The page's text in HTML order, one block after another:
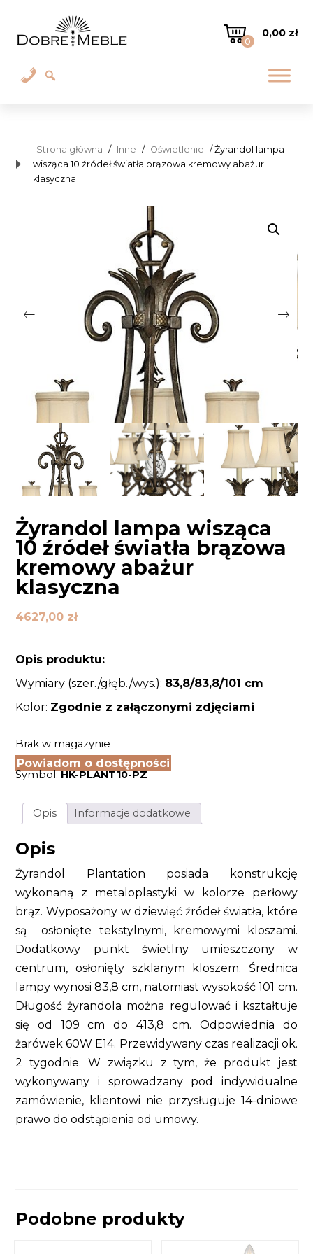
0
0,00 zł
Strona główna / Inne / Oświetlenie / Żyrandol lampa
wisząca 10 źródeł światła brązowa kremowy abażur
klasyczna
Żyrandol lampa wisząca
10 źródeł światła brązowa
kremowy abażur
klasyczna
4627,00 zł
Opis produktu:
Wymiary (szer./głęb./wys.): 83,8/83,8/101 cm
Kolor: Zgodnie z załączonymi zdjęciami
Brak w magazynie
Powiadom o dostępności
Symbol:HK-PLANT10-PZ
Opis Informacje dodatkowe
Opis
Żyrandol Plantation posiada konstrukcję
wykonaną z metaloplastyki w kolorze perłowy
brąz. Wyposażony w dziewięć źródeł światła, które
są osłonięte tekstylnymi, kremowymi kloszami.
Dodatkowy punkt świetlny umieszczony w
centrum, osłonięty szklanym kloszem. Średnica
lampy wynosi 83,8 cm, natomiast wysokość 101 cm.
Długość żyrandola można regulować i kształtuje
się od 109 cm do 413,8 cm. Odpowiednia do
żarówek 60W E14. Przewidywany czas realizacji ok.
2 tygodnie. W związku z tym, że produkt jest
wykonywany i sprowadzany pod indywidualne
zamówienie, klientowi nie przysługuje 14-dniowe
prawo do odstąpienia od umowy.
Podobne produkty